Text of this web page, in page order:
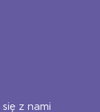
z nami